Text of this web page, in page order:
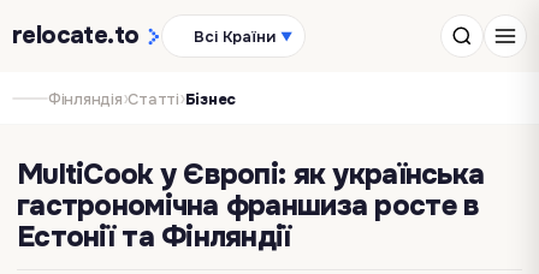
relocate.to Всі Країни ▼
Фінляндія›Статті›Бізнес
MultiCook у Європі: як українська
гастрономічна франшиза росте в
Естонії та Фінляндії